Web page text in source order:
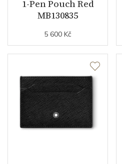
1-Pen Pouch Red
MB130835
5 600 Kč